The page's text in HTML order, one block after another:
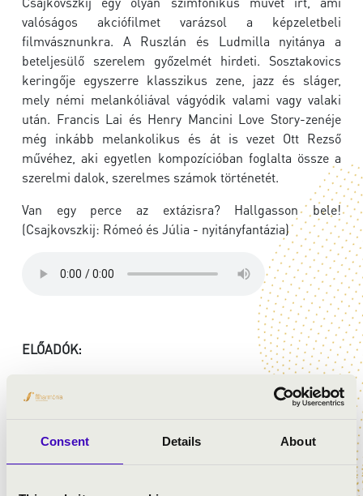
Consent Details About
valóságos akciófilmet varázsol a képzeletbeli
filmvásznunkra. A Ruszlán és Ludmilla nyitánya a
beteljesülő szerelem győzelmét hirdeti. Sosztakovics
keringője egyszerre klasszikus zene, jazz és sláger,
mely némi melankóliával vágyódik valami vagy valaki
után. Francis Lai és Henry Mancini Love Story-zenéje
még inkább melankolikus és át is vezet Ott Rezső
művéhez, aki egyetlen kompozícióban foglalta össze a
szerelmi dalok, szerelmes számok történetét.
Van egy perce az extázisra? Hallgasson bele!
(Csajkovszkij: Rómeó és Júlia - nyitányfantázia)
ELŐADÓK:
Danubia Zenekar
Horváth István